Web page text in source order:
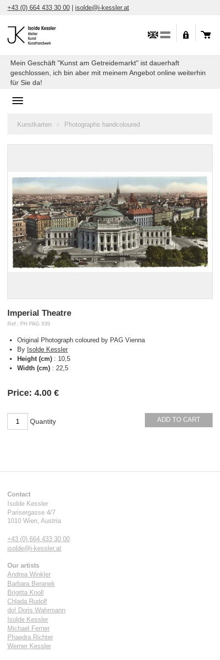
Skip+43 (0) 664 433 30 00 | isolde@i-kessler.at
Mein Geschäft "Kunst am Getreidemarkt" ist dauerhaft
geschlossen, ich bin aber mit meinem Angebot online weiterhin
für Sie da!
Toggle
You
Kunstkarten Photographs handcoloured
Imperial Theatre
Ref.: PH PAG 939
Original Photograph coloured by PAG Vienna
By Isolde Kessler
Height (cm) : 10,5
Width (cm) : 22,5
Availability:
Price: 4.00 €
Quantity ADD TO CART
Contact
Isolde Kessler
Parisergasse 4/7
1010 Wien, Austria
+43 (0) 664 433 30 00
isolde@i-kessler.at
Our artists
Andrea Winkler
Barbara Beranek
Brigitta Knoll
Chlada Rudolf
do! Doris Wahrmann
Isolde Kessler
Michael Ferner
Phaedra Richter
Werner Kessler